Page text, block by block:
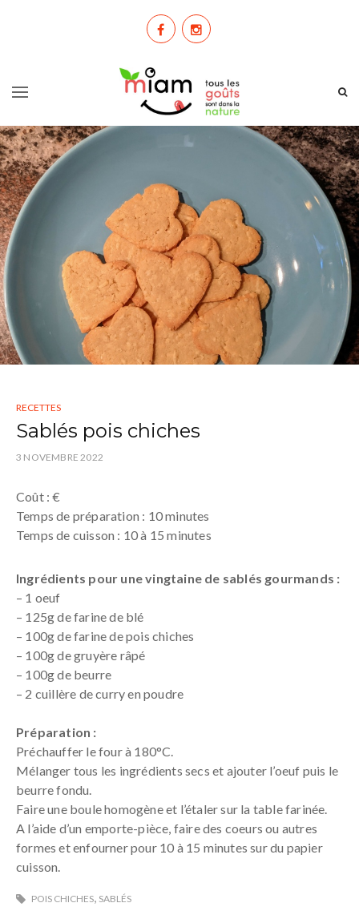
RECETTES
Sablés pois chiches
3 NOVEMBRE 2022
Coût : €
Temps de préparation : 10 minutes
Temps de cuisson : 10 à 15 minutes
Ingrédients pour une vingtaine de sablés gourmands :
– 1 oeuf
– 125g de farine de blé
– 100g de farine de pois chiches
– 100g de gruyère râpé
– 100g de beurre
– 2 cuillère de curry en poudre
Préparation :
Préchauffer le four à 180°C.
Mélanger tous les ingrédients secs et ajouter l’oeuf puis le
beurre fondu.
Faire une boule homogène et l’étaler sur la table farinée.
A l’aide d’un emporte-pièce, faire des coeurs ou autres
formes et enfourner pour 10 à 15 minutes sur du papier
cuisson.
POIS CHICHES, SABLÉS